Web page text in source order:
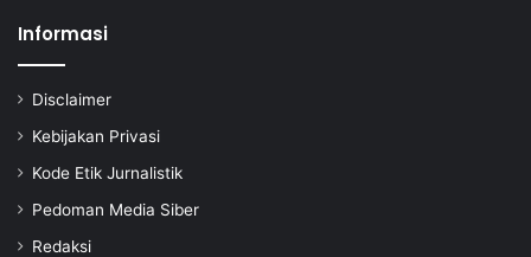
Informasi
Disclaimer
Kebijakan Privasi
Kode Etik Jurnalistik
Pedoman Media Siber
Redaksi